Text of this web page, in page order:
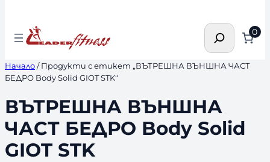
Търсене 0
Начало/ Продукти с етикет „ВЪТРЕШНА ВЪНШНА ЧАСТ
БЕДРО Body Solid GIOT STK“
ВЪТРЕШНА ВЪНШНА
ЧАСТ БЕДРО Body Solid
GIOT STK